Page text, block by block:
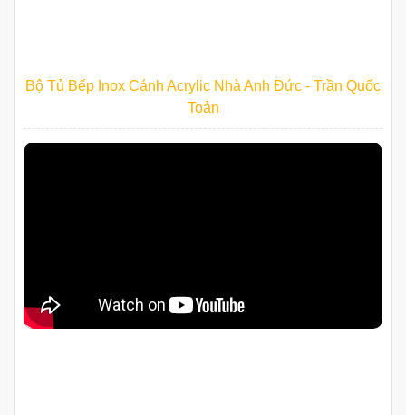
Bộ Tủ Bếp Inox Cánh Acrylic Nhà Anh Đức - Trần Quốc
Toản